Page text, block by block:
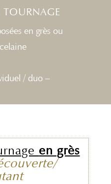
en grès ou
/ duo –
en grès